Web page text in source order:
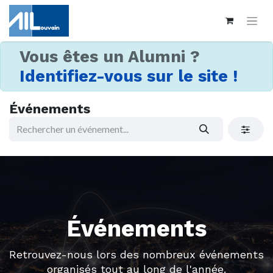
Vous êtes un Alumni ?
Identifiez-vous sur le site !
Événements
Événements
Retrouvez-nous lors des nombreux événements
organisés tout au long de l'année.